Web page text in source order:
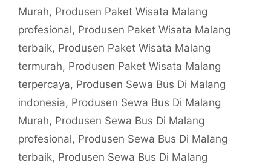
Murah, Produsen Paket Wisata Malang
profesional, Produsen Paket Wisata Malang
terbaik, Produsen Paket Wisata Malang
termurah, Produsen Paket Wisata Malang
terpercaya, Produsen Sewa Bus Di Malang
indonesia, Produsen Sewa Bus Di Malang
Murah, Produsen Sewa Bus Di Malang
profesional, Produsen Sewa Bus Di Malang
terbaik, Produsen Sewa Bus Di Malang